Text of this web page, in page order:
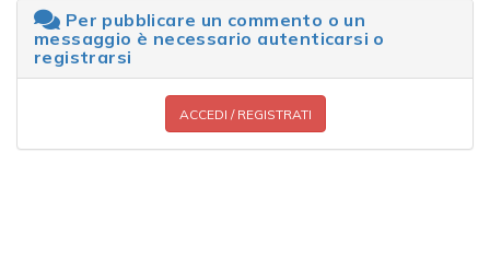
Per pubblicare un commento o un
messaggio è necessario autenticarsi o
registrarsi
ACCEDI / REGISTRATI